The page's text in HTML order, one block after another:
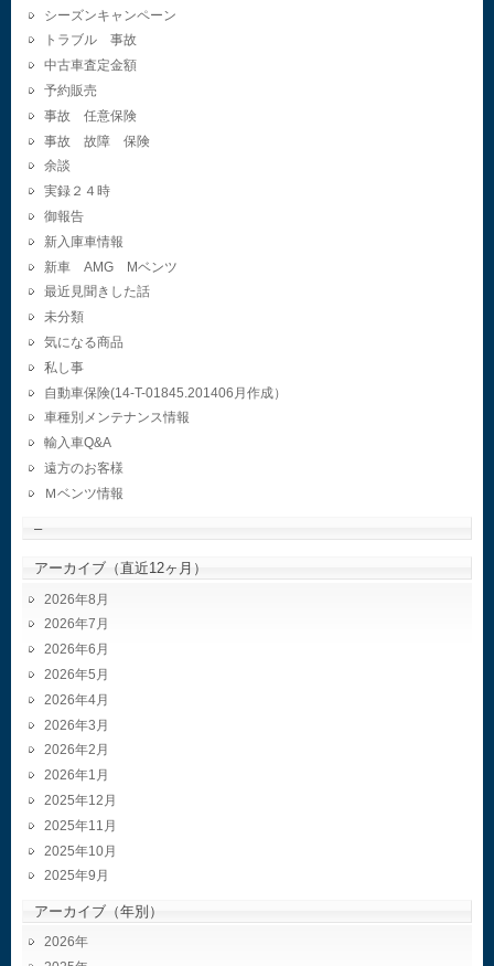
シーズンキャンペーン
トラブル 事故
中古車査定金額
予約販売
事故 任意保険
事故 故障 保険
余談
実録２４時
御報告
新入庫車情報
新車 AMG Mベンツ
最近見聞きした話
未分類
気になる商品
私し事
自動車保険(14-T-01845.201406月作成）
車種別メンテナンス情報
輸入車Q&A
遠方のお客様
Ｍベンツ情報
–
アーカイブ（直近12ヶ月）
2026年8月
2026年7月
2026年6月
2026年5月
2026年4月
2026年3月
2026年2月
2026年1月
2025年12月
2025年11月
2025年10月
2025年9月
アーカイブ（年別）
2026